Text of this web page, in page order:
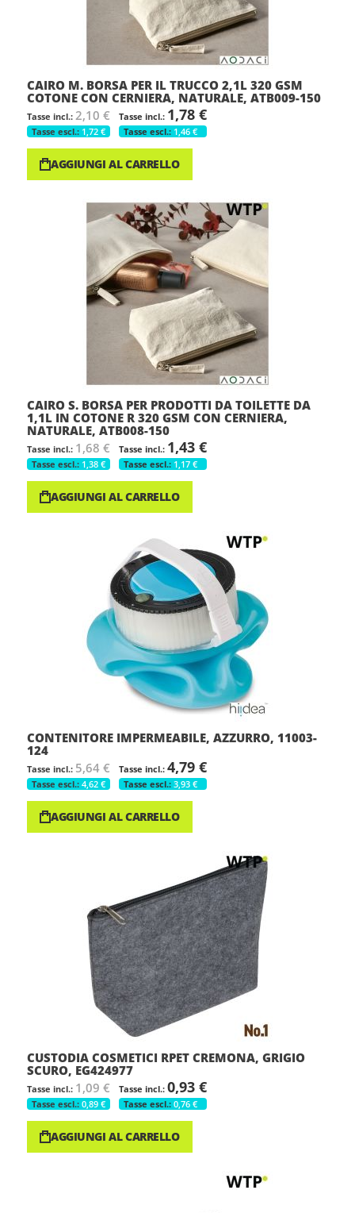
CAIRO M. BORSA PER IL TRUCCO 2,1L 320 GSM
COTONE CON CERNIERA, NATURALE, ATB009-150
2,10 €
1,72 €
1,78 €
1,46 €
AGGIUNGI AL CARRELLO
CAIRO S. BORSA PER PRODOTTI DA TOILETTE DA
1,1L IN COTONE R 320 GSM CON CERNIERA,
NATURALE, ATB008-150
1,68 €
1,38 €
1,43 €
1,17 €
AGGIUNGI AL CARRELLO
CONTENITORE IMPERMEABILE, AZZURRO, 11003-
124
5,64 €
4,62 €
4,79 €
3,93 €
AGGIUNGI AL CARRELLO
CUSTODIA COSMETICI RPET CREMONA, GRIGIO
SCURO, EG424977
1,09 €
0,89 €
0,93 €
0,76 €
AGGIUNGI AL CARRELLO